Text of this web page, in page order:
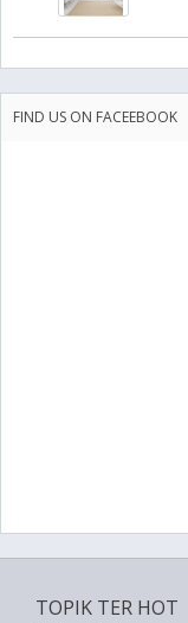
FIND US ON FACEEBOOK
TOPIK TER HOT